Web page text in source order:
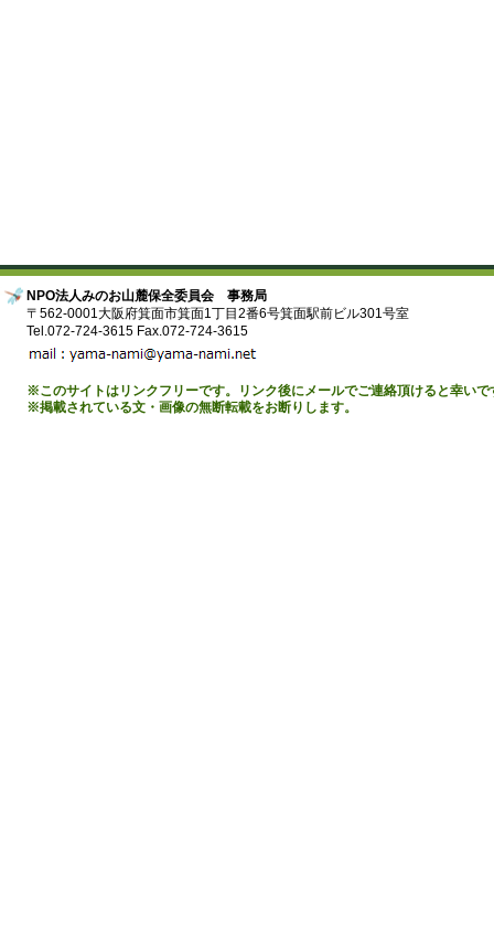
NPO法人みのお山麓保全委員会 事務局
〒562-0001大阪府箕面市箕面1丁目2番6号箕面駅前ビル301号室
Tel.072-724-3615 Fax.072-724-3615
※このサイトはリンクフリーです。リンク後にメールでご連絡頂けると幸いで
※掲載されている文・画像の無断転載をお断りします。